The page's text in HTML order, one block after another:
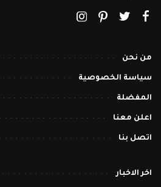
من نحن
سياسة الخصوصية
المفضلة
اعلن معنا
اتصل بنا
اخر الاخبار